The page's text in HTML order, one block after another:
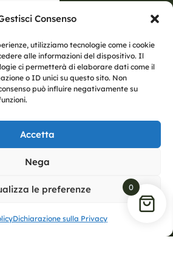
Consenso
utilizziamo tecnologie come i cookie
alle informazioni del dispositivo. Il
ci permetterà di elaborare dati come il
o ID unici su questo sito. Non
può influire negativamente su
Accetta
Nega
le preferenze
Dichiarazione sulla Privacy
0